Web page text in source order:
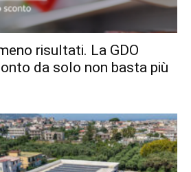
risultati. La GDO
da solo non basta più